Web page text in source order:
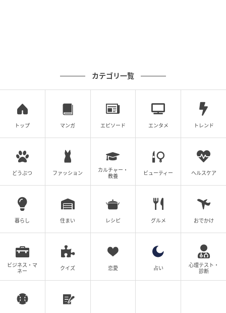
出典:beautyまとめ
出典:beautyまとめ
カテゴリ一覧
トップ マンガ エピソード エンタメ トレンド
どうぶつ ファッション
カルチャー・
教養
ビューティー ヘルスケア
暮らし 住まい レシピ グルメ おでかけ
ビジネス・マ
ネー
クイズ 恋愛 占い
心理テスト・
診断